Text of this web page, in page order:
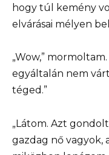
hogy túl kemény
elvárásai mélyen
„Wow,”
egyáltalán nem
téged.”
„Látom. Azt
gazdag nő vagyok,